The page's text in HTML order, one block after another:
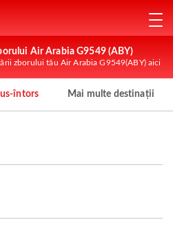
Air Arabia G9549 (ABY)
zborului tău Air Arabia G9549(ABY) aici
întors Mai multe destinații